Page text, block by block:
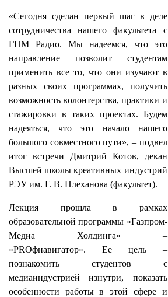
«Сегодня сделан первый шаг в деле
сотрудничества нашего факультета с
ГПМ Радио. Мы надеемся, что это
направление позволит студентам
применить все то, что они изучают в
разных своих программах, получить
возможность волонтерства, практики и
стажировки в таких проектах. Будем
надеяться, что это начало нашего
большого совместного пути», – подвел
итог встречи Дмитрий Котов, декан
Высшей школы креативных индустрий
РЭУ им. Г. В. Плеханова (факультет).
Лекция прошла в рамках
образовательной программы «Газпром-
Медиа Холдинга» –
«PROфнавигатор». Ее цель –
познакомить студентов с
медиаиндустрией изнутри, показать
особенности работы в этой сфере и